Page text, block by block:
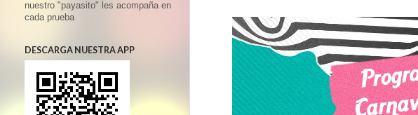
nuestro "payasito" les acompaña en
cada prueba
DESCARGA NUESTRA APP